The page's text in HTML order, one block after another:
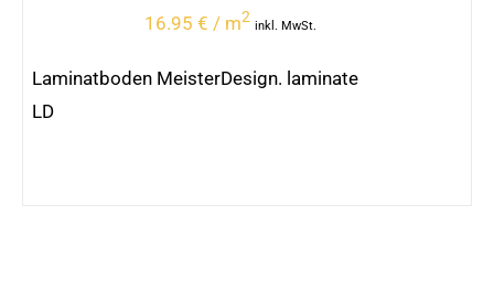
16.95 € / m2
inkl. MwSt.
Laminatboden MeisterDesign. laminate
LD